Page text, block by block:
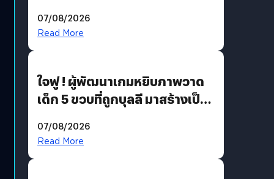
อวกาศเต็มสูบ
07/08/2026
Read More
ใจฟู ! ผู้พัฒนาเกมหยิบภาพวาด
เด็ก 5 ขวบที่ถูกบุลลี มาสร้างเป็น
07/08/2026
Read More